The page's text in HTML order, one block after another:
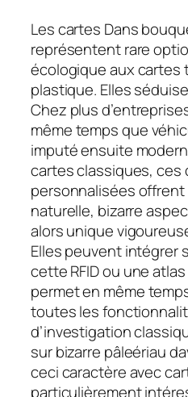
Les cartes Dans
représentent rare
écologique aux cartes
plastique. Elles
Chez plus
même temps que
imputé ensuite
cartes classiques, ces
personnalisées
naturelle, bizarre
alors unique
Elles peuvent intégrer
cette RFID ou une
permet en même
toutes les
d’investigation
sur bizarre pâleériau
ceci caractère avec
particulièrement